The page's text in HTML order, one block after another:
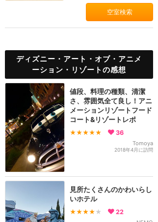
空室検索
ディズニー・アート・オブ・アニメ
ーション・リゾートの感想
値段、料理の種類、清潔
さ、雰囲気全て良し！アニ
メーションリゾートフード
コート&リゾートレポ
★★★★★ 36
Tomoya
2018年4月に訪問
見所たくさんのかわいらし
いホテル
★★★★ ★ 22